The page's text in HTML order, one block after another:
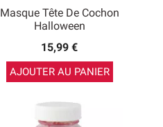
Masque Tête De Cochon
Halloween
15,99 €
AJOUTER AU PANIER